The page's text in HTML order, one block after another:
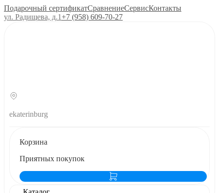
Подарочный сертификатСравнениеСервисКонтакты
ул. Радищева, д.1+7 (958) 609‑70‑27
ekaterinburg
Корзина
Приятных покупок